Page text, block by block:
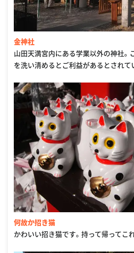
金神社
山田天満宮内にある学業以外の神社。
を洗い清めるとご利益があるとされて
何故か招き猫
かわいい招き猫です。持って帰ってこ